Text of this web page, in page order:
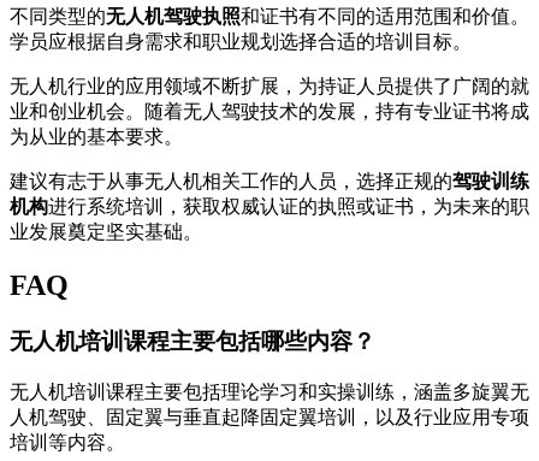
不同类型的无人机驾驶执照和证书有不同的适用范围和价值。
学员应根据自身需求和职业规划选择合适的培训目标。
无人机行业的应用领域不断扩展，为持证人员提供了广阔的就
业和创业机会。随着无人驾驶技术的发展，持有专业证书将成
为从业的基本要求。
建议有志于从事无人机相关工作的人员，选择正规的驾驶训练
机构进行系统培训，获取权威认证的执照或证书，为未来的职
业发展奠定坚实基础。
FAQ
无人机培训课程主要包括哪些内容？
无人机培训课程主要包括理论学习和实操训练，涵盖多旋翼无
人机驾驶、固定翼与垂直起降固定翼培训，以及行业应用专项
培训等内容。